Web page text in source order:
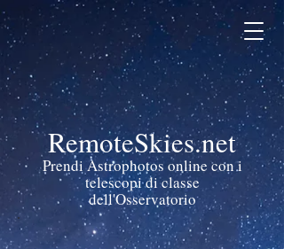
RemoteSkies.net
Prendi Astrophotos online con i
telescopi di classe
dell'Osservatorio